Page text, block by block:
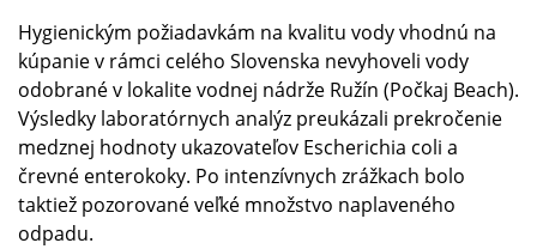
Hygienickým požiadavkám na kvalitu vody vhodnú na
kúpanie v rámci celého Slovenska nevyhoveli vody
odobrané v lokalite vodnej nádrže Ružín (Počkaj Beach).
Výsledky laboratórnych analýz preukázali prekročenie
medznej hodnoty ukazovateľov Escherichia coli a
črevné enterokoky. Po intenzívnych zrážkach bolo
taktiež pozorované veľké množstvo naplaveného
odpadu.